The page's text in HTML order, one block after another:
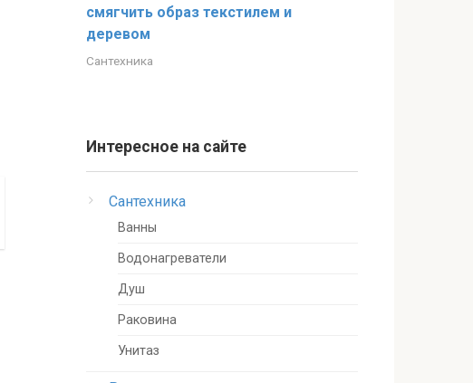
смягчить образ текстилем и
деревом
Сантехника
Интересное на сайте
Сантехника
Ванны
Водонагреватели
Душ
Раковина
Унитаз